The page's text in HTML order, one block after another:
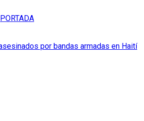
PORTADA